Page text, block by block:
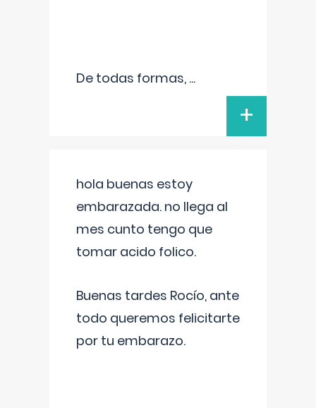
De todas formas, ...
+
hola buenas estoy
embarazada. no llega al
mes cunto tengo que
tomar acido folico.
Buenas tardes Rocío, ante
todo queremos felicitarte
por tu embarazo.